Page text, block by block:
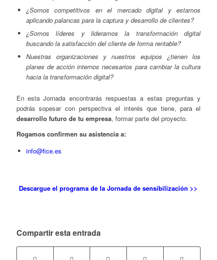
¿Somos competitivos en el mercado digital y estamos
aplicando palancas para la captura y desarrollo de clientes?
¿Somos líderes y lideramos la transformación digital
buscando la satisfacción del cliente de forma rentable?
Nuestras organizaciones y nuestros equipos ¿tienen los
planes de acción internos necesarios para cambiar la cultura
hacia la transformación digital?
En esta Jornada encontrarás respuestas a estas preguntas y
podrás sopesar con perspectiva el interés que tiene, para el
desarrollo futuro de tu empresa, formar parte del proyecto.
Rogamos confirmen su asistencia a:
info@fice.es
Descargue el programa de la Jornada de sensibilización >>
Compartir esta entrada